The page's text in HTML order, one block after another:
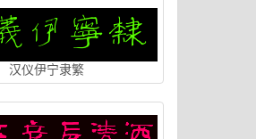
汉仪伊宁隶繁